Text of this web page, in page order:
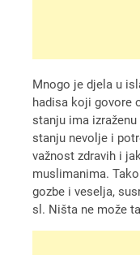
Mnogo je djela u
hadisa koji govore
stanju ima
stanju nevolje i
važnost zdravih i
muslimanima.
gozbe i veselja,
sl. Ništa ne može